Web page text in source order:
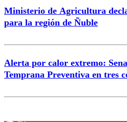
Ministerio de Agricultura
para la región de Ñuble
Alerta por calor extremo:
Temprana Preventiva en tres